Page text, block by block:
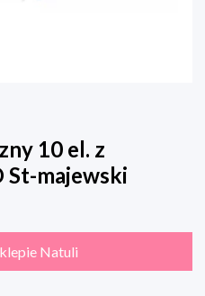
10 el. z
majewski
Natuli